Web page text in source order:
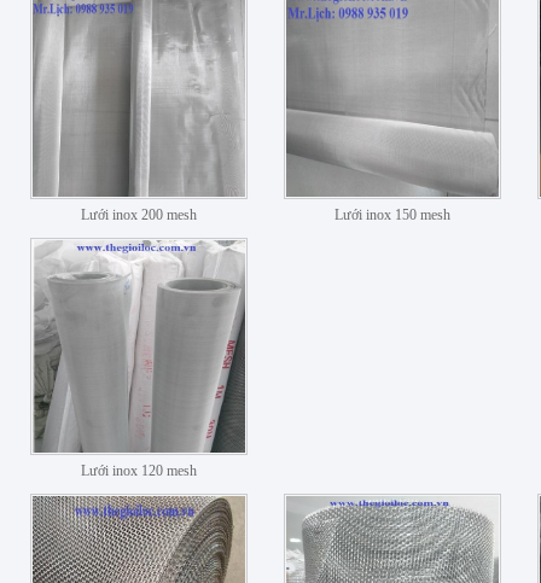
Lưới inox 200 mesh Lưới inox 150 mesh
Lưới inox 120 mesh